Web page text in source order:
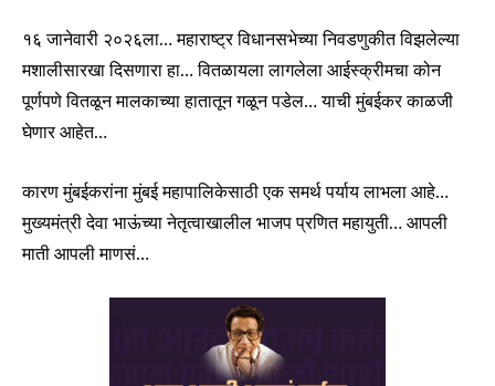
१६ जानेवारी २०२६ला… महाराष्ट्र विधानसभेच्या निवडणुकीत विझलेल्या
मशालीसारखा दिसणारा हा… वितळायला लागलेला आईस्क्रीमचा कोन
पूर्णपणे वितळून मालकाच्या हातातून गळून पडेल… याची मुंबईकर काळजी
घेणार आहेत…
कारण मुंबईकरांना मुंबई महापालिकेसाठी एक समर्थ पर्याय लाभला आहे…
मुख्यमंत्री देवा भाऊंच्या नेतृत्वाखालील भाजप प्रणित महायुती… आपली
माती आपली माणसं…